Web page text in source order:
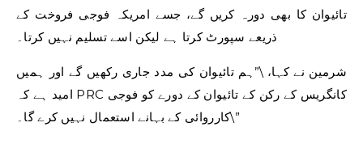
تائیوان کا بھی دورہ کریں گے، جسے امریکہ فوجی فروخت کے
ذریعے سپورٹ کرتا ہے لیکن اسے تسلیم نہیں کرتا۔
شرمین نے کہا، \”ہم تائیوان کی مدد جاری رکھیں گے اور ہمیں
امید ہے کہ PRC کانگریس کے رکن کے تائیوان کے دورے کو فوجی
کارروائی کے بہانے استعمال نہیں کرے گا۔\”